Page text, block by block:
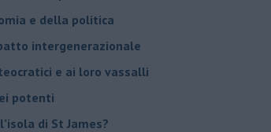
e della politica
intergenerazionale
e ai loro vassalli
potenti
di St James?